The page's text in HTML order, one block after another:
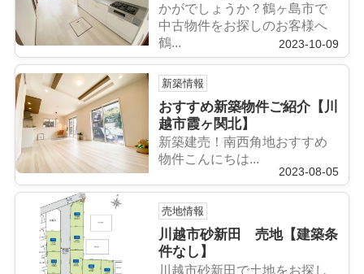
かがでしょうか？鶴ヶ島市で
中古物件をお探しのお客様へ
鶴...
2023-10-09
新築情報
おすすめ新築物件ご紹介【川
越市霞ヶ関北】
新築建売！南西角地おすすめ
物件こんにちは...
2023-08-05
売地情報
川越市砂新田 売地【建築条
件なし】
川越市砂新田で土地をお探し